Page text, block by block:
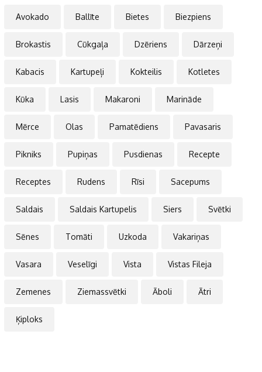
Avokado Ballīte Bietes Biezpiens
Brokastis Cūkgaļa Dzēriens Dārzeņi
Kabacis Kartupeļi Kokteilis Kotletes
Kūka Lasis Makaroni Marināde
Mērce Olas Pamatēdiens Pavasaris
Pikniks Pupiņas Pusdienas Recepte
Receptes Rudens Rīsi Sacepums
Saldais Saldais Kartupelis Siers Svētki
Sēnes Tomāti Uzkoda Vakariņas
Vasara Veselīgi Vista Vistas Fileja
Zemenes Ziemassvētki Āboli Ātri
Ķiploks